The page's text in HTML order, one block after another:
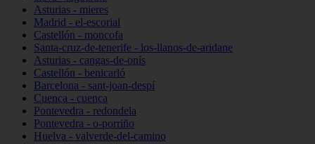
Asturias - mieres
Madrid - el-escorial
Castellón - moncofa
Santa-cruz-de-tenerife - los-llanos-de-aridane
Asturias - cangas-de-onís
Castellón - benicarló
Barcelona - sant-joan-despí
Cuenca - cuenca
Pontevedra - redondela
Pontevedra - o-porriño
Huelva - valverde-del-camino